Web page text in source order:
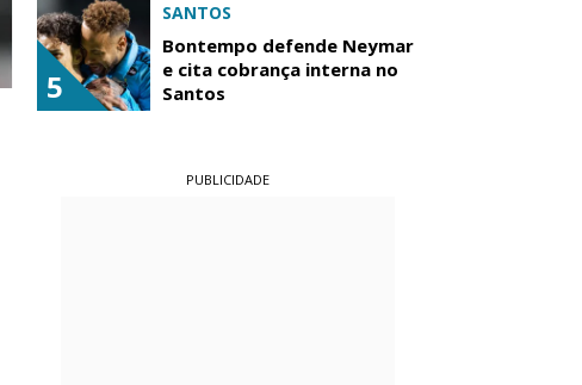
5
SANTOS
Bontempo defende Neymar
e cita cobrança interna no
Santos
PUBLICIDADE